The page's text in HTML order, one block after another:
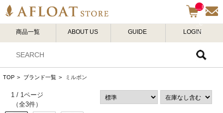
__I
TM
_C
NT
商品一覧 ABOUT US GUIDE LOGIN
TOP > ブランド一覧 > ミルボン
1 / 1ページ
（全3件）